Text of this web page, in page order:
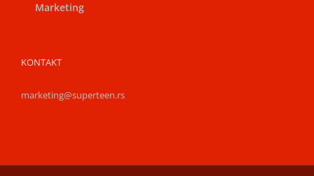
Marketing
KONTAKT
marketing@superteen.rs